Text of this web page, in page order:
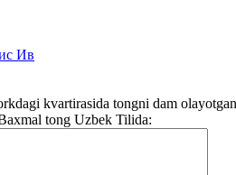
Ив
kvartirasida tongni dam
tong Uzbek Tilida: